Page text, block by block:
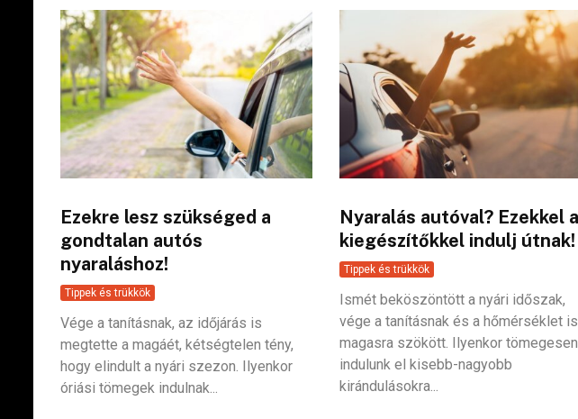
Ezekre lesz szükséged a
gondtalan autós
nyaraláshoz!
Tippek és trükkök
Vége a tanításnak, az időjárás is
megtette a magáét, kétségtelen tény,
hogy elindult a nyári szezon. Ilyenkor
óriási tömegek indulnak...
Nyaralás autóval? Ezekkel a
kiegészítőkkel indulj útnak!
Tippek és trükkök
Ismét beköszöntött a nyári időszak,
vége a tanításnak és a hőmérséklet is
magasra szökött. Ilyenkor tömegesen
indulunk el kisebb-nagyobb
kirándulásokra...